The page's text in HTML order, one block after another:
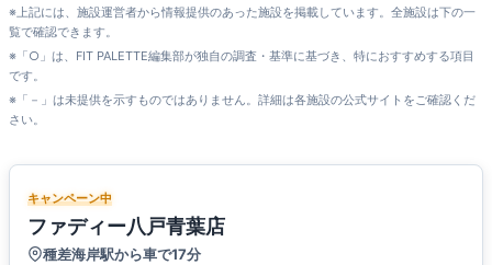
※上記には、施設運営者から情報提供のあった施設を掲載しています。全施設は下の一
覧で確認できます。
※「○」は、FIT PALETTE編集部が独自の調査・基準に基づき、特におすすめする項目
です。
※「－」は未提供を示すものではありません。詳細は各施設の公式サイトをご確認くだ
さい。
キャンペーン中
ファディー八戸青葉店
種差海岸駅から車で17分